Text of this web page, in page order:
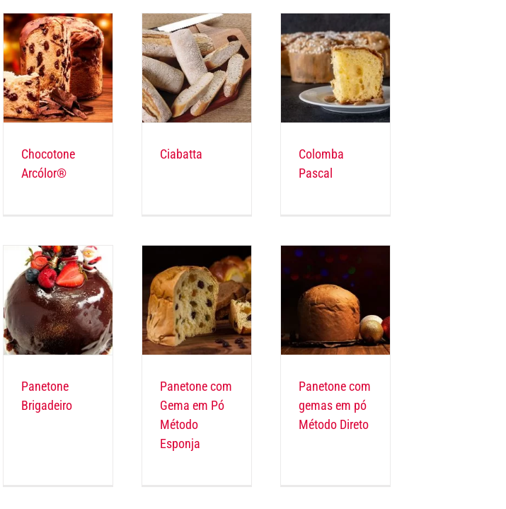
Chocotone
Arcólor®
Ciabatta
Colomba
Pascal
Panetone
Brigadeiro
Panetone com
Gema em Pó
Método
Esponja
Panetone com
gemas em pó
Método Direto